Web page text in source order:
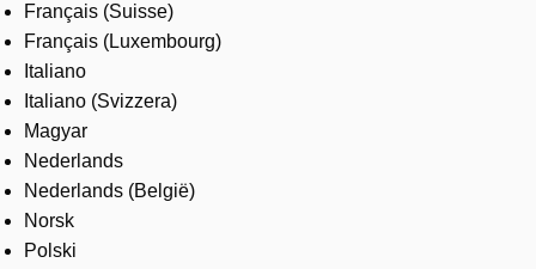
Français (Suisse)
Français (Luxembourg)
Italiano
Italiano (Svizzera)
Magyar
Nederlands
Nederlands (België)
Norsk
Polski